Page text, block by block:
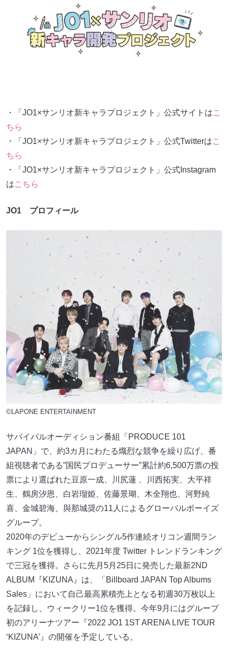
・「JO1×サンリオ新キャラプロジェクト」公式サイトはこ
ちら
・「JO1×サンリオ新キャラプロジェクト」公式Twitterはこ
ちら
・「JO1×サンリオ新キャラプロジェクト」公式Instagram
はこちら
JO1 プロフィール
©LAPONE ENTERTAINMENT
サバイバルオーディション番組「PRODUCE 101
JAPAN」で、約3カ月にわたる熾烈な競争を繰り広げ、番
組視聴者である”国民プロデューサー”累計約6,500万票の投
票により選ばれた豆原一成、川尻蓮 、川西拓実、大平祥
生、鶴房汐恩、白岩瑠姫、佐藤景瑚、木全翔也、河野純
喜、金城碧海、與那城奨の11人によるグローバルボーイズ
グループ。
2020年のデビューからシングル5作連続オリコン週間ラン
キング 1位を獲得し、2021年度 Twitter トレンドランキング
で三冠を獲得。さらに先月5月25日に発売した最新2ND
ALBUM『KIZUNA』は、「Billboard JAPAN Top Albums
Sales」において自己最高累積売上となる初週30万枚以上
を記録し、ウィークリー1位を獲得。今年9月にはグループ
初のアリーナツアー『2022 JO1 1ST ARENA LIVE TOUR
‘KIZUNA’』の開催を予定している。